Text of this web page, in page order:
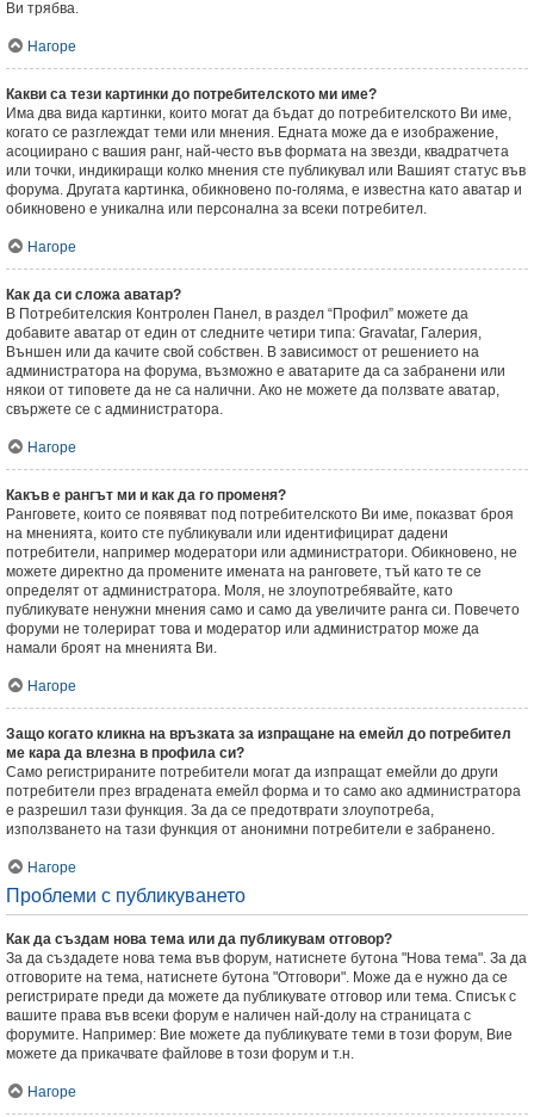
Ви трябва.
Нагоре
Какви са тези картинки до потребителското ми име?
Има два вида картинки, които могат да бъдат до потребителското Ви име,
когато се разглеждат теми или мнения. Едната може да е изображение,
асоциирано с вашия ранг, най-често във формата на звезди, квадратчета
или точки, индикиращи колко мнения сте публикувал или Вашият статус във
форума. Другата картинка, обикновено по-голяма, е известна като аватар и
обикновено е уникална или персонална за всеки потребител.
Нагоре
Как да си сложа аватар?
В Потребителския Контролен Панел, в раздел “Профил” можете да
добавите аватар от един от следните четири типа: Gravatar, Галерия,
Външен или да качите свой собствен. В зависимост от решението на
администратора на форума, възможно е аватарите да са забранени или
някои от типовете да не са налични. Ако не можете да ползвате аватар,
свържете се с администратора.
Нагоре
Какъв е рангът ми и как да го променя?
Ранговете, които се появяват под потребителското Ви име, показват броя
на мненията, които сте публикували или идентифицират дадени
потребители, например модератори или администратори. Обикновено, не
можете директно да промените имената на ранговете, тъй като те се
определят от администратора. Моля, не злоупотребявайте, като
публикувате ненужни мнения само и само да увеличите ранга си. Повечето
форуми не толерират това и модератор или администратор може да
намали броят на мненията Ви.
Нагоре
Защо когато кликна на връзката за изпращане на емейл до потребител
ме кара да влезна в профила си?
Само регистрираните потребители могат да изпращат емейли до други
потребители през вградената емейл форма и то само ако администратора
е разрешил тази функция. За да се предотврати злоупотреба,
използването на тази функция от анонимни потребители е забранено.
Нагоре
Проблеми с публикуването
Как да създам нова тема или да публикувам отговор?
За да създадете нова тема във форум, натиснете бутона "Нова тема". За да
отговорите на тема, натиснете бутона "Отговори". Може да е нужно да се
регистрирате преди да можете да публикувате отговор или тема. Списък с
вашите права във всеки форум е наличен най-долу на страницата с
форумите. Например: Вие можете да публикувате теми в този форум, Вие
можете да прикачвате файлове в този форум и т.н.
Нагоре